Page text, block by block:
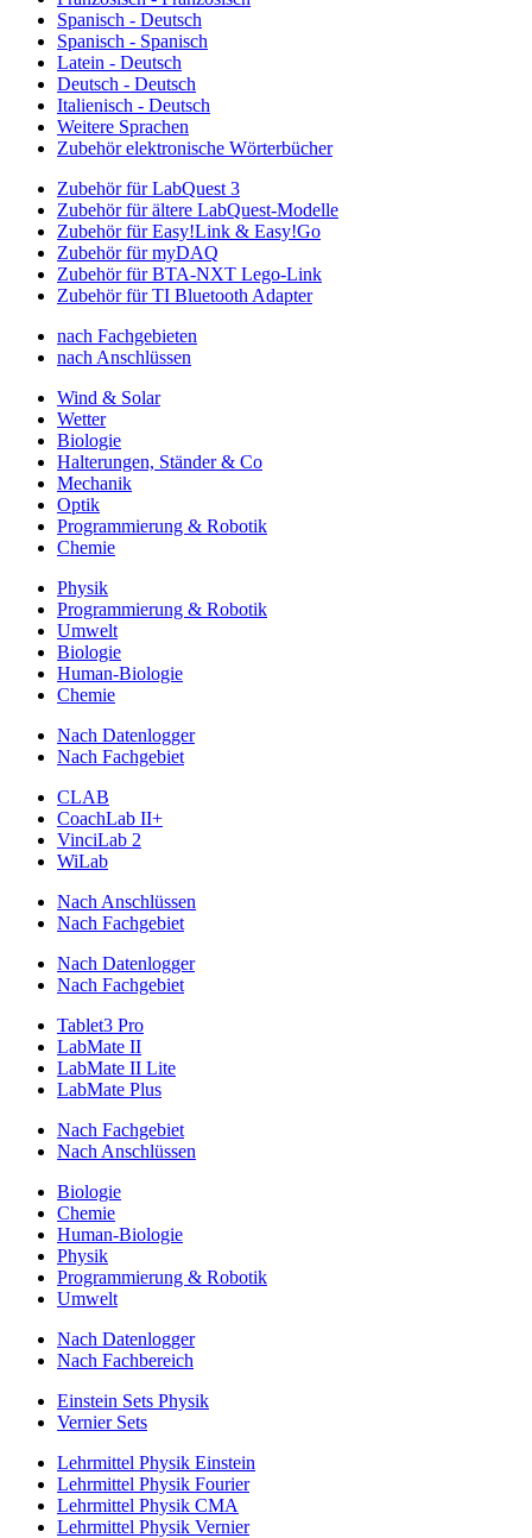
Spanisch - Deutsch
Spanisch - Spanisch
Latein - Deutsch
Deutsch - Deutsch
Italienisch - Deutsch
Weitere Sprachen
Zubehör elektronische Wörterbücher
Zubehör für LabQuest 3
Zubehör für ältere LabQuest-Modelle
Zubehör für Easy!Link & Easy!Go
Zubehör für myDAQ
Zubehör für BTA-NXT Lego-Link
Zubehör für TI Bluetooth Adapter
nach Fachgebieten
nach Anschlüssen
Wind & Solar
Wetter
Biologie
Halterungen, Ständer & Co
Mechanik
Optik
Programmierung & Robotik
Chemie
Physik
Programmierung & Robotik
Umwelt
Biologie
Human-Biologie
Chemie
Nach Datenlogger
Nach Fachgebiet
CLAB
CoachLab II+
VinciLab 2
WiLab
Nach Anschlüssen
Nach Fachgebiet
Nach Datenlogger
Nach Fachgebiet
Tablet3 Pro
LabMate II
LabMate II Lite
LabMate Plus
Nach Fachgebiet
Nach Anschlüssen
Biologie
Chemie
Human-Biologie
Physik
Programmierung & Robotik
Umwelt
Nach Datenlogger
Nach Fachbereich
Einstein Sets Physik
Vernier Sets
Lehrmittel Physik Einstein
Lehrmittel Physik Fourier
Lehrmittel Physik CMA
Lehrmittel Physik Vernier